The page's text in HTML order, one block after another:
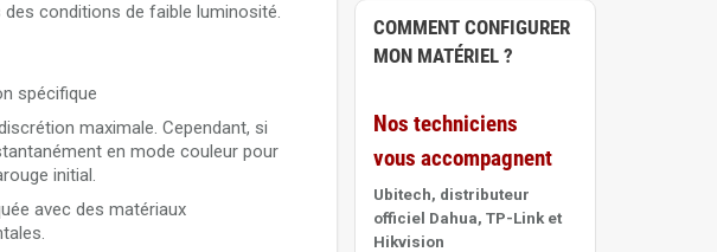
conditions de faible luminosité.
spécifique
maximale. Cependant, si
en mode couleur pour
initial.
avec des matériaux
COMMENT CONFIGURER
MON MATÉRIEL ?
Nos techniciens
vous accompagnent
Ubitech, distributeur
officiel Dahua, TP-Link et
Hikvision